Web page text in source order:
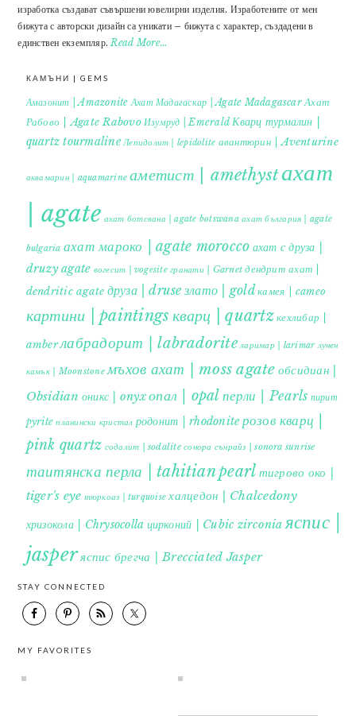
изработка създават съвършени ювелирни изделия. Изработените от мен
бижута с авторски дизайн са уникати – бижута с характер, създадени в
единствен екземпляр.Read More…
КАМЪНИ | GEMS
Амазонит | Amazonite Ахат Мадагаскар | Agate Madagascar Ахат
Рабово | Agate Rabovo Изумруд | Emerald Кварц турмалин |
quartz tourmaline Лепидолит | lepidolite авантюрин | Aventurine
аквамарин | aquamarine аметист | amethystахат
| agate ахат ботсвана | agate botswana ахат българия | agate
bulgaria ахат мароко | agate morocco ахат с друза |
druzy agate вогесит | vogesite гранати | Garnet дендрит ахат |
dendritic agate друза | druse злато | gold камея | cameo
картини | paintings кварц | quartzкехлибар |
amberлабрадорит | labradorite ларимар | larimar лунен
камък | Moonstone мъхов ахат | moss agate обсидиан |
Obsidian оникс | onyxопал | opal перли | Pearls пирит |
pyrite планински кристал родонит | rhodonite розов кварц |
pink quartz содалит | sodalite сонора сънрайз | sonora sunrise
таитянска перла | tahitian pearl тигрово око |
tiger's eye тюркоаз | turquoise халцедон | Chalcedony
хризокола | Chrysocolla цирконий | Cubic zirconia яспис |
jasperяспис брегча | Brecciated Jasper
STAY CONNECTED
MY FAVORITES